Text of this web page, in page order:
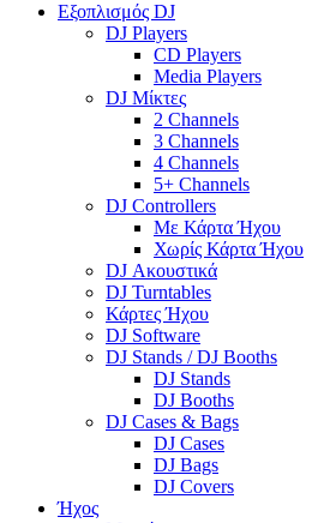
Εξοπλισμός DJ
DJ Players
CD Players
Media Players
DJ Μίκτες
2 Channels
3 Channels
4 Channels
5+ Channels
DJ Controllers
Με Κάρτα Ήχου
Χωρίς Κάρτα Ήχου
DJ Ακουστικά
DJ Turntables
Κάρτες Ήχου
DJ Software
DJ Stands / DJ Booths
DJ Stands
DJ Booths
DJ Cases & Bags
DJ Cases
DJ Bags
DJ Covers
Ήχος